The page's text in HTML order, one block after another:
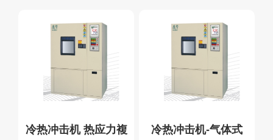
冷热冲击机 热应力複
冷热冲击机-气体式